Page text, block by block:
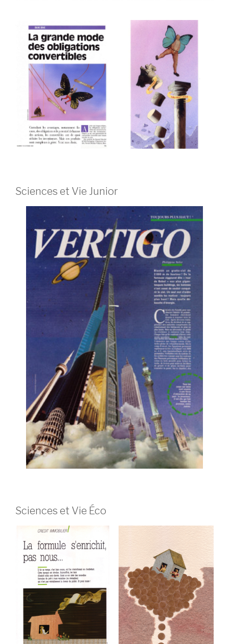
Sciences et Vie Junior
Sciences et Vie Éco